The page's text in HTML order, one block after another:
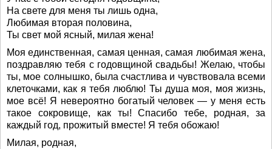
На свете для меня ты лишь одна,
Любимая вторая половина,
Ты свет мой ясный, милая жена!
Моя единственная, самая ценная, самая любимая жена,
поздравляю тебя с годовщиной свадьбы! Желаю, чтобы
ты, мое солнышко, была счастлива и чувствовала всеми
клеточками, как я тебя люблю! Ты душа моя, моя жизнь,
мое всё! Я невероятно богатый человек — у меня есть
такое сокровище, как ты! Спасибо тебе, родная, за
каждый год, прожитый вместе! Я тебя обожаю!
Милая, родная,